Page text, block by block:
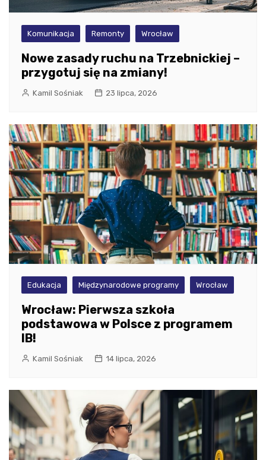
Komunikacja Remonty Wrocław
Nowe zasady ruchu na Trzebnickiej –
przygotuj się na zmiany!
Kamil Sośniak 23 lipca, 2026
Edukacja Międzynarodowe programy Wrocław
Wrocław: Pierwsza szkoła
podstawowa w Polsce z programem
IB!
Kamil Sośniak 14 lipca, 2026